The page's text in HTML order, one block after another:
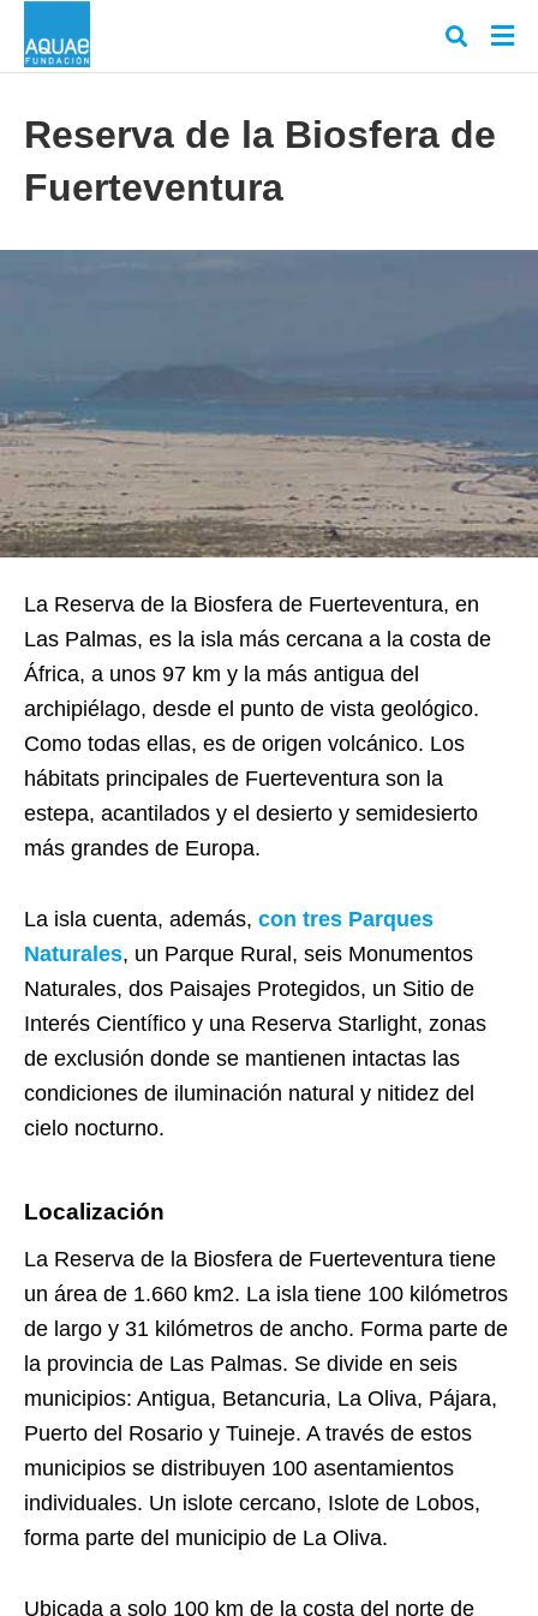
y
Reserva de la Biosfera de
Fuerteventura
La Reserva de la Biosfera de Fuerteventura, en
Las Palmas, es la isla más cercana a la costa de
África, a unos 97 km y la más antigua del
archipiélago, desde el punto de vista geológico.
Como todas ellas, es de origen volcánico. Los
hábitats principales de Fuerteventura son la
estepa, acantilados y el desierto y semidesierto
más grandes de Europa.
La isla cuenta, además, con tres Parques
Naturales, un Parque Rural, seis Monumentos
Naturales, dos Paisajes Protegidos, un Sitio de
Interés Científico y una Reserva Starlight, zonas
de exclusión donde se mantienen intactas las
condiciones de iluminación natural y nitidez del
cielo nocturno.
Localización
La Reserva de la Biosfera de Fuerteventura tiene
un área de 1.660 km2. La isla tiene 100 kilómetros
de largo y 31 kilómetros de ancho. Forma parte de
la provincia de Las Palmas. Se divide en seis
municipios: Antigua, Betancuria, La Oliva, Pájara,
Puerto del Rosario y Tuineje. A través de estos
municipios se distribuyen 100 asentamientos
individuales. Un islote cercano, Islote de Lobos,
forma parte del municipio de La Oliva.
Ubicada a solo 100 km de la costa del norte de